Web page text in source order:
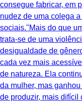
consegue fabricar, em
nudez de uma colega
sociais."Mais do que
trata-se de uma
desigualdade de
cada vez mais
de natureza. Ela
da mulher, mas
de produzir, mais difícil